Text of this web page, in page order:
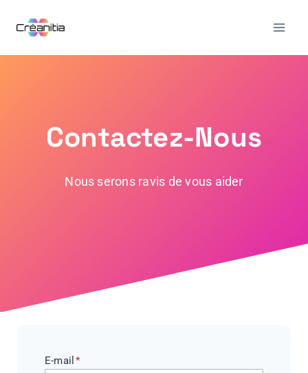
Contactez-Nous
Nous serons ravis de vous aider
E-mail *